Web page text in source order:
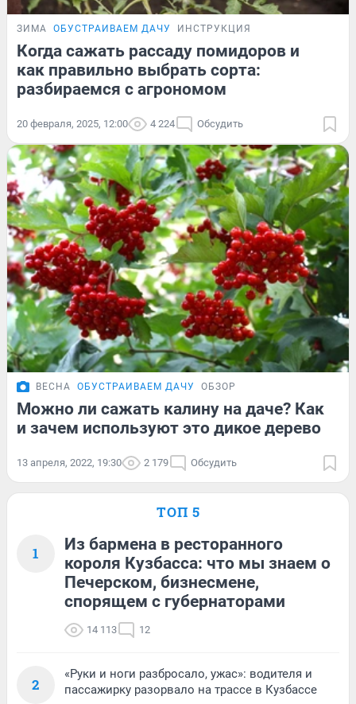
ЗИМА ОБУСТРАИВАЕМ ДАЧУ ИНСТРУКЦИЯ
Когда сажать рассаду помидоров и
как правильно выбрать сорта:
разбираемся с агрономом
20 февраля, 2025, 12:00 4 224 Обсудить
ВЕСНА ОБУСТРАИВАЕМ ДАЧУ ОБЗОР
Можно ли сажать калину на даче? Как
и зачем используют это дикое дерево
13 апреля, 2022, 19:30 2 179 Обсудить
ТОП 5
1
Из бармена в ресторанного
короля Кузбасса: что мы знаем о
Печерском, бизнесмене,
спорящем с губернаторами
14 113 12
2
«Руки и ноги разбросало, ужас»: водителя и
пассажирку разорвало на трассе в Кузбассе